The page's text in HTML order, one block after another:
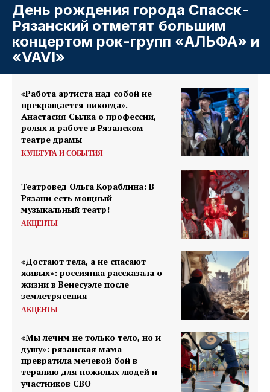
День рождения города Спасск-
Рязанский отметят большим
концертом рок-групп «АЛЬФА» и
«VAVI»
«Работа артиста над собой не
прекращается никогда».
Анастасия Сылка о профессии,
ролях и работе в Рязанском
театре драмы
КУЛЬТУРА И СОБЫТИЯ
Театровед Ольга Кораблина: В
Рязани есть мощный
музыкальный театр!
АКЦЕНТЫ
«Достают тела, а не спасают
живых»: россиянка рассказала о
жизни в Венесуэле после
землетрясения
АКЦЕНТЫ
«Мы лечим не только тело, но и
душу»: рязанская мама
превратила мечевой бой в
терапию для пожилых людей и
участников СВО